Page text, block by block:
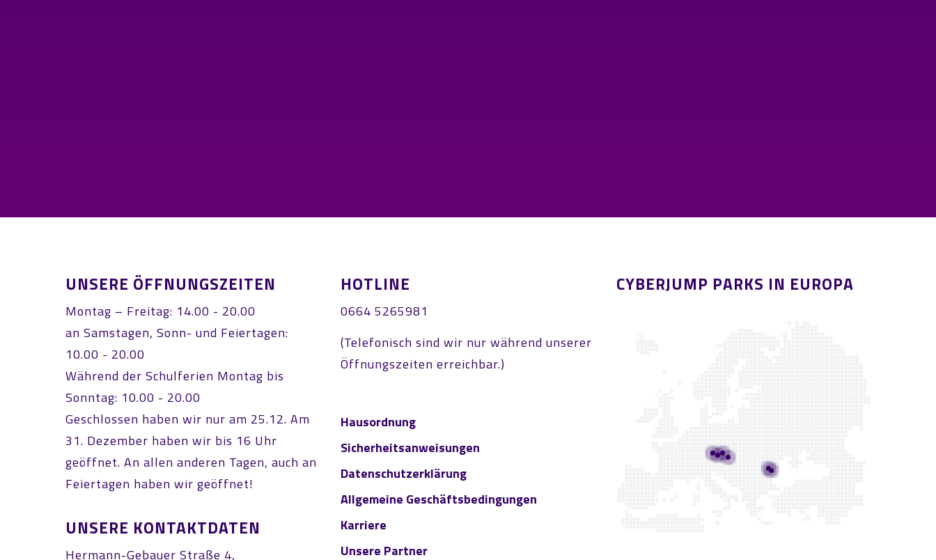
UNSERE ÖFFNUNGSZEITEN
Montag – Freitag: 14.00 - 20.00
an Samstagen, Sonn- und Feiertagen:
10.00 - 20.00
Während der Schulferien Montag bis
Sonntag: 10.00 - 20.00
Geschlossen haben wir nur am 25.12. Am
31. Dezember haben wir bis 16 Uhr
geöffnet. An allen anderen Tagen, auch an
Feiertagen haben wir geöffnet!
UNSERE KONTAKTDATEN
Hermann-Gebauer Straße 4,
HOTLINE
0664 5265981
(Telefonisch sind wir nur während unserer
Öffnungszeiten erreichbar.)
Hausordnung
Sicherheitsanweisungen
Datenschutzerklärung
Allgemeine Geschäftsbedingungen
Karriere
Unsere Partner
CYBERJUMP PARKS IN EUROPA